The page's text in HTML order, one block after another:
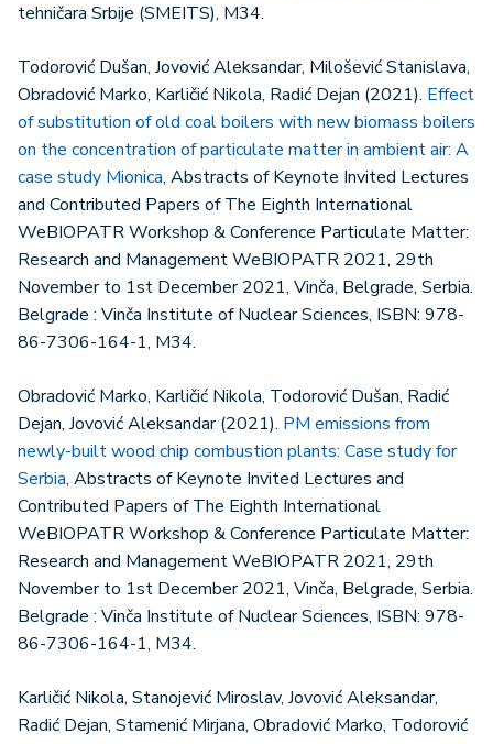
tehničara Srbije (SMEITS), M34.
Todorović Dušan, Jovović Aleksandar, Milošević Stanislava,
Obradović Marko, Karličić Nikola, Radić Dejan (2021). Effect
of substitution of old coal boilers with new biomass boilers
on the concentration of particulate matter in ambient air: A
case study Mionica, Abstracts of Keynote Invited Lectures
and Contributed Papers of The Eighth International
WeBIOPATR Workshop & Conference Particulate Matter:
Research and Management WeBIOPATR 2021, 29th
November to 1st December 2021, Vinča, Belgrade, Serbia.
Belgrade : Vinča Institute of Nuclear Sciences, ISBN: 978-
86-7306-164-1, M34.
Obradović Marko, Karličić Nikola, Todorović Dušan, Radić
Dejan, Jovović Aleksandar (2021). PM emissions from
newly-built wood chip combustion plants: Case study for
Serbia, Abstracts of Keynote Invited Lectures and
Contributed Papers of The Eighth International
WeBIOPATR Workshop & Conference Particulate Matter:
Research and Management WeBIOPATR 2021, 29th
November to 1st December 2021, Vinča, Belgrade, Serbia.
Belgrade : Vinča Institute of Nuclear Sciences, ISBN: 978-
86-7306-164-1, M34.
Karličić Nikola, Stanojević Miroslav, Jovović Aleksandar,
Radić Dejan, Stamenić Mirjana, Obradović Marko, Todorović